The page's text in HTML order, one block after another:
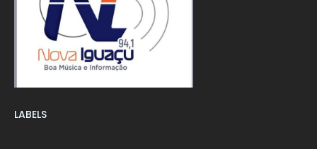
LABELS